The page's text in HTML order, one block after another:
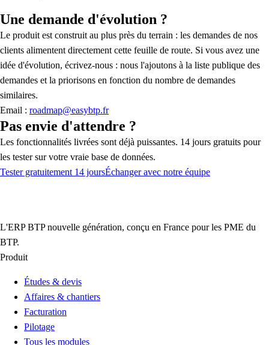
Une demande d'évolution ?
Le produit est construit au plus près du terrain : les demandes de nos
clients alimentent directement cette feuille de route. Si vous avez une
idée d'évolution, écrivez-nous : nous l'ajoutons à la liste publique des
demandes et la priorisons en fonction du nombre de demandes
similaires.
Email : roadmap@easybtp.fr
Pas envie d'attendre ?
Les fonctionnalités livrées sont déjà puissantes. 14 jours gratuits pour
les tester sur votre vraie base de données.
Tester gratuitement 14 joursÉchanger avec notre équipe
L'ERP BTP nouvelle génération, conçu en France pour les PME du
BTP.
Produit
Études & devis
Affaires & chantiers
Facturation
Pilotage
Tous les modules